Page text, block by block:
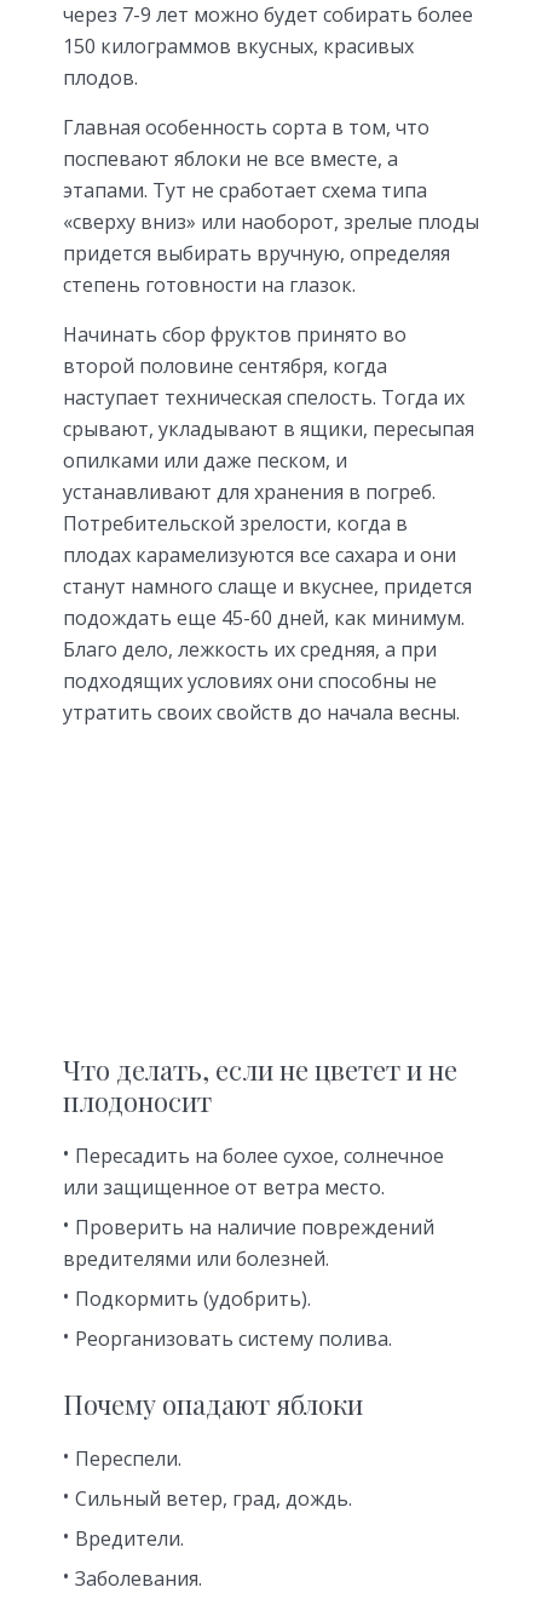
через 7-9 лет можно будет собирать более
150 килограммов вкусных, красивых
плодов.
Главная особенность сорта в том, что
поспевают яблоки не все вместе, а
этапами. Тут не сработает схема типа
«сверху вниз» или наоборот, зрелые плоды
придется выбирать вручную, определяя
степень готовности на глазок.
Начинать сбор фруктов принято во
второй половине сентября, когда
наступает техническая спелость. Тогда их
срывают, укладывают в ящики, пересыпая
опилками или даже песком, и
устанавливают для хранения в погреб.
Потребительской зрелости, когда в
плодах карамелизуются все сахара и они
станут намного слаще и вкуснее, придется
подождать еще 45-60 дней, как минимум.
Благо дело, лежкость их средняя, а при
подходящих условиях они способны не
утратить своих свойств до начала весны.
Что делать, если не цветет и не
плодоносит
Пересадить на более сухое, солнечное
или защищенное от ветра место.
Проверить на наличие повреждений
вредителями или болезней.
Подкормить (удобрить).
Реорганизовать систему полива.
Почему опадают яблоки
Переспели.
Сильный ветер, град, дождь.
Вредители.
Заболевания.